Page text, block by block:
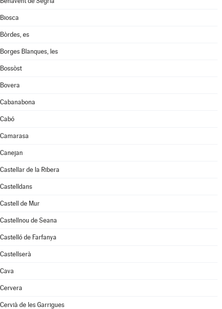
Biosca
Bòrdes, es
Borges Blanques, les
Bossòst
Bovera
Cabanabona
Cabó
Camarasa
Canejan
Castellar de la Ribera
Castelldans
Castell de Mur
Castellnou de Seana
Castelló de Farfanya
Castellserà
Cava
Cervera
Cervià de les Garrigues